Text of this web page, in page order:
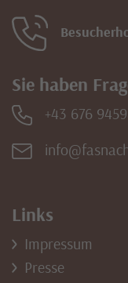
Sie haben
+43 676
Links
Impressum
Presse